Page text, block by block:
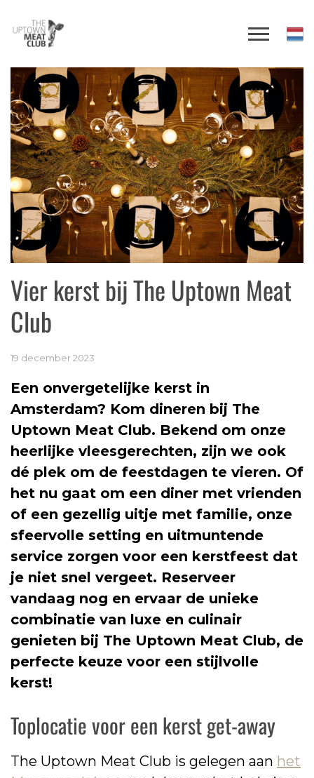
Vier kerst bij The Uptown Meat
Club
19 december 2023
Een onvergetelijke kerst in
Amsterdam? Kom dineren bij The
Uptown Meat Club. Bekend om onze
heerlijke vleesgerechten, zijn we ook
dé plek om de feestdagen te vieren. Of
het nu gaat om een diner met vrienden
of een gezellig uitje met familie, onze
sfeervolle setting en uitmuntende
service zorgen voor een kerstfeest dat
je niet snel vergeet. Reserveer
vandaag nog en ervaar de unieke
combinatie van luxe en culinair
genieten bij The Uptown Meat Club, de
perfecte keuze voor een stijlvolle
kerst!
Toplocatie voor een kerst get-away
The Uptown Meat Club is gelegen aan het